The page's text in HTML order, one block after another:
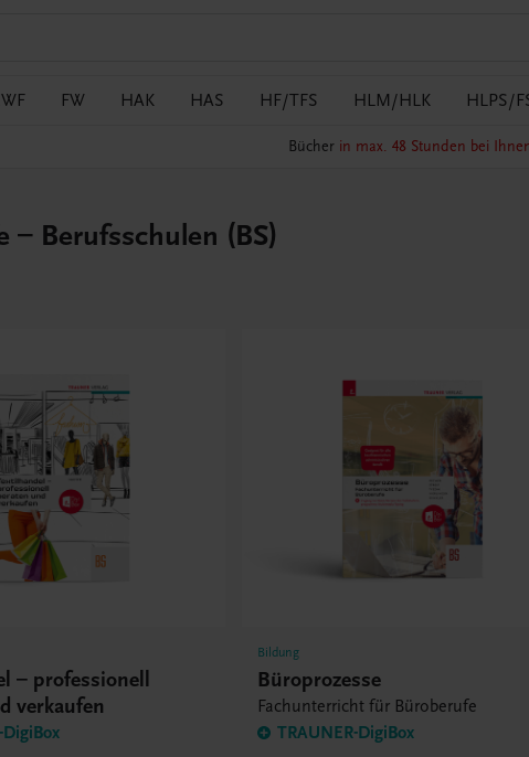
FW HAK HAS HF/TFS HLM/HLK HLPS/
Bücher in max. 48 Stunden bei
Berufsschulen (BS)
– professionell
verkaufen
DigiBox
Bildung
Büroprozesse
Fachunterricht für Büroberufe
TRAUNER-DigiBox